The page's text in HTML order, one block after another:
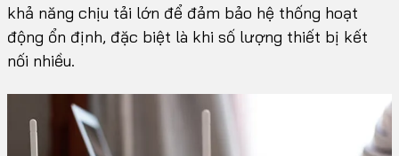
khả năng chịu tải lớn để đảm bảo hệ thống hoạt
động ổn định, đặc biệt là khi số lượng thiết bị kết
nối nhiều.